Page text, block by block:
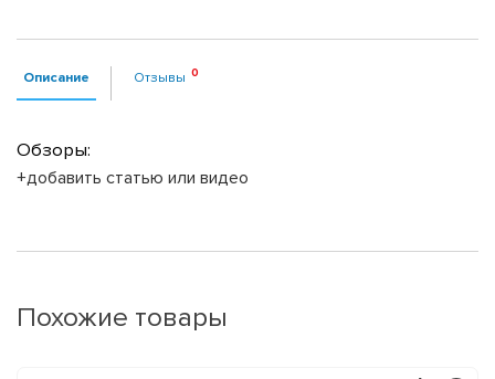
Описание Отзывы
Обзоры:
+добавить статью или видео
Похожие товары